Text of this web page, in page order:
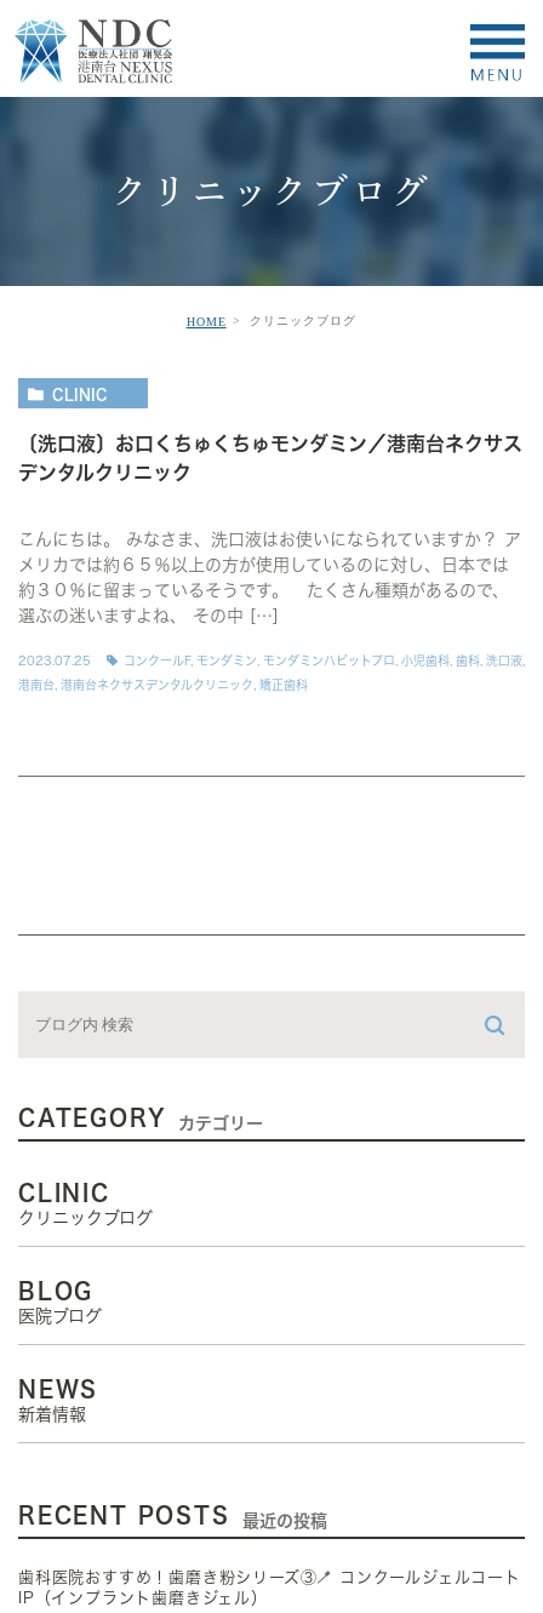
クリニックブログ
HOME クリニックブログ
CLINIC
〔洗口液〕お口くちゅくちゅモンダミン／港南台ネクサス
デンタルクリニック
こんにちは。 みなさま、洗口液はお使いになられていますか？ ア
メリカでは約６５％以上の方が使用しているのに対し、日本では
約３０％に留まっているそうです。 たくさん種類があるので、
選ぶの迷いますよね、 その中 […]
2023.07.25 コンクールF, モンダミン モンダミンハビットプロ 小児歯科 歯科 洗口液
港南台 港南台ネクサスデンタルクリニック 矯正歯科
CATEGORY カテゴリー
CLINIC
クリニックブログ
BLOG
医院ブログ
NEWS
新着情報
RECENT POSTS 最近の投稿
歯科医院おすすめ！歯磨き粉シリーズ③🪥 コンクールジェルコート
IP（インプラント歯磨きジェル）